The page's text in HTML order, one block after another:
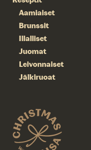
Aamiaiset
Brunssit
Illalliset
Juomat
Leivonnaiset
Jälkiruoat